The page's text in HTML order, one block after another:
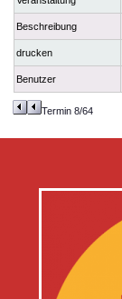
Beschreibung
drucken
Benutzer
Termin 8/64